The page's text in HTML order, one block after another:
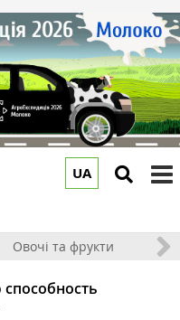
UA
Овочі та фрукти